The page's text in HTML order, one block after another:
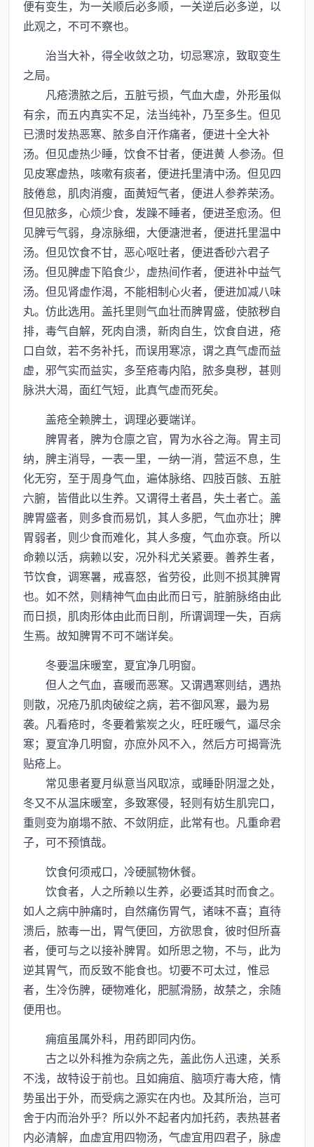
便有变生，为一关顺后必多顺，一关逆后必多逆，以
此观之，不可不察也。
治当大补，得全收敛之功，切忌寒凉，致取变生
之局。
凡疮溃脓之后，五脏亏损，气血大虚，外形虽似
有余，而五内真实不足，法当纯补，乃至多生。但见
已溃时发热恶寒、脓多自汗作痛者，便进十全大补
汤。但见虚热少睡，饮食不甘者，便进黄 人参汤。但
见皮寒虚热，咳嗽有痰者，便进托里清中汤。但见四
肢倦怠，肌肉消瘦，面黄短气者，便进人参养荣汤。
但见脓多，心烦少食，发躁不睡者，便进圣愈汤。但
见脾亏气弱，身凉脉细，大便溏泄者，便进托里温中
汤。但见饮食不甘，恶心呕吐者，便进香砂六君子
汤。但见脾虚下陷食少，虚热间作者，便进补中益气
汤。但见肾虚作渴，不能相制心火者，便进加减八味
丸。仿此选用。盖托里则气血壮而脾胃盛，使脓秽自
排，毒气自解，死肉自溃，新肉自生，饮食自进，疮
口自敛，若不务补托，而误用寒凉，谓之真气虚而益
虚，邪气实而益实，多至疮毒内陷，脓多臭秽，甚则
脉洪大渴，面红气短，此真气虚而死矣。
盖疮全赖脾土，调理必要端详。
脾胃者，脾为仓廪之官，胃为水谷之海。胃主司
纳，脾主消导，一表一里，一纳一消，营运不息，生
化无穷，至于周身气血，遍体脉络、四肢百骸、五脏
六腑，皆借此以生养。又谓得土者昌，失土者亡。盖
脾胃盛者，则多食而易饥，其人多肥，气血亦壮；脾
胃弱者，则少食而难化，其人多瘦，气血亦衰。所以
命赖以活，病赖以安，况外科尤关紧要。善养生者，
节饮食，调寒暑，戒喜怒，省劳役，此则不损其脾胃
也。如不然，则精神气血由此而日亏，脏腑脉络由此
而日损，肌肉形体由此而日削，所谓调理一失，百病
生焉。故知脾胃不可不端详矣。
冬要温床暖室，夏宜净几明窗。
但人之气血，喜暖而恶寒。又谓遇寒则结，遇热
则散，况疮乃肌肉破绽之病，若不御风寒，最为易
袭。凡看疮时，冬要着紫炭之火，旺旺暖气，逼尽余
寒；夏宜净几明窗，亦庶外风不入，然后方可揭膏洗
贴疮上。
常见患者夏月纵意当风取凉，或睡卧阴湿之处，
冬又不从温床暖室，多致寒侵，轻则有妨生肌完口，
重则变为崩塌不脓、不敛阴症，此常有也。凡重命君
子，可不预慎哉。
饮食何须戒口，冷硬腻物休餐。
饮食者，人之所赖以生养，必要适其时而食之。
如人之病中肿痛时，自然痛伤胃气，诸味不喜；直待
溃后，脓毒一出，胃气便回，方欲思食，彼时但所喜
者，便可与之以接补脾胃。如所思之物，不与，此为
逆其胃气，而反致不能食也。切要不可太过，惟忌
者，生冷伤脾，硬物难化，肥腻滑肠，故禁之，余随
便用也。
痈疽虽属外科，用药即同内伤。
古之以外科推为杂病之先，盖此伤人迅速，关系
不浅，故特设于前也。且如痈疽、脑项疔毒大疮，情
势虽出于外，而受病之源实在内也。及其所治，岂可
舍于内而治外乎？所以外不起者内加托药，表热甚者
内必清解，血虚宜用四物汤，气虚宜用四君子，脉虚